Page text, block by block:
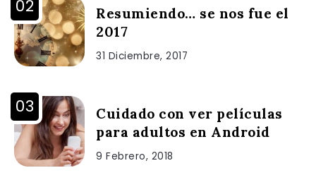
Resumiendo… se nos fue el
2017
31 Diciembre, 2017
Cuidado con ver películas
para adultos en Android
9 Febrero, 2018